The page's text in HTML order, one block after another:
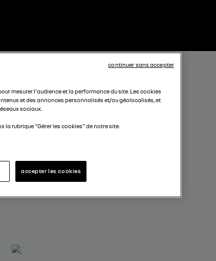
mesurer l'audience et la performance du site. Les cookies
et des annonces personnalisés et/ou géolocalisés, et
sociaux.
la rubrique "Gérer les cookies" de notre site.
accepter les cookies
continuer sans accepter